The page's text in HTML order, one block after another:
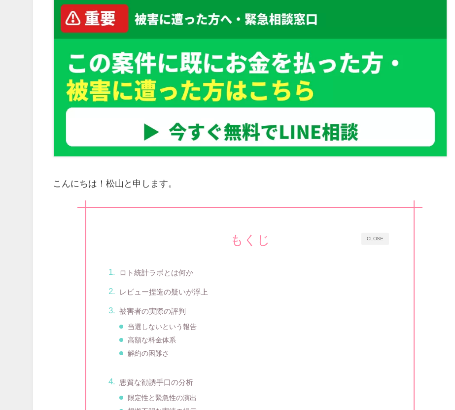
こんにちは！松山と申します。
CLOSE
もくじ
ロト統計ラボとは何か
レビュー捏造の疑いが浮上
被害者の実際の評判
当選しないという報告
高額な料金体系
解約の困難さ
悪質な勧誘手口の分析
限定性と緊急性の演出